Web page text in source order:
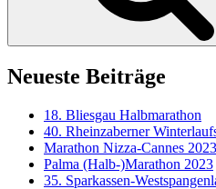
Neueste Beiträge
18. Bliesgau Halbmarathon
40. Rheinzaberner
Marathon Nizza-Cannes 2023
Palma (Halb-)Marathon 2023
35. Sparkassen-